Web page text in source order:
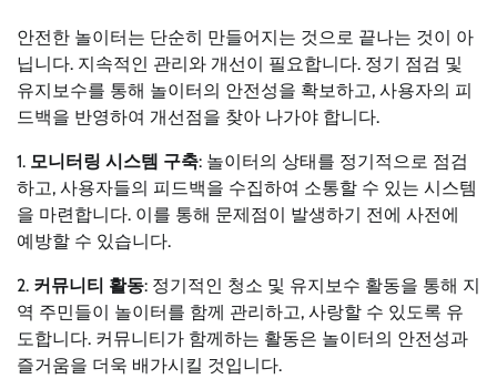
안전한 놀이터는 단순히 만들어지는 것으로 끝나는 것이 아
닙니다. 지속적인 관리와 개선이 필요합니다. 정기 점검 및
유지보수를 통해 놀이터의 안전성을 확보하고, 사용자의 피
드백을 반영하여 개선점을 찾아 나가야 합니다.
1. 모니터링 시스템 구축: 놀이터의 상태를 정기적으로 점검
하고, 사용자들의 피드백을 수집하여 소통할 수 있는 시스템
을 마련합니다. 이를 통해 문제점이 발생하기 전에 사전에
예방할 수 있습니다.
2. 커뮤니티 활동: 정기적인 청소 및 유지보수 활동을 통해 지
역 주민들이 놀이터를 함께 관리하고, 사랑할 수 있도록 유
도합니다. 커뮤니티가 함께하는 활동은 놀이터의 안전성과
즐거움을 더욱 배가시킬 것입니다.